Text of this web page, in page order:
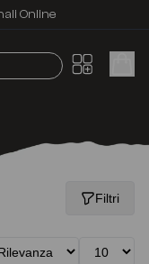
Online
Filtri